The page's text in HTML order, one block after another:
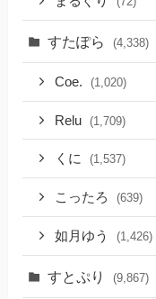
すたぽら (4,338)
Coe. (1,020)
Relu (1,709)
くに (1,537)
こったろ (639)
如月ゆう (1,426)
すとぷり (9,867)